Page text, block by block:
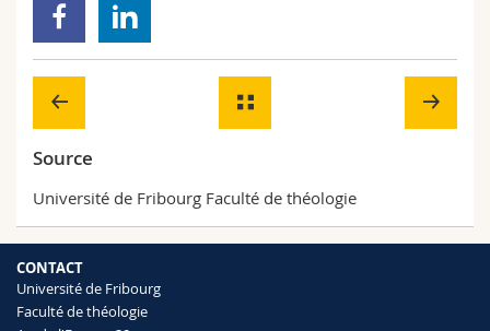
Source
Université de Fribourg Faculté de théologie
CONTACT
Université de Fribourg
Faculté de théologie